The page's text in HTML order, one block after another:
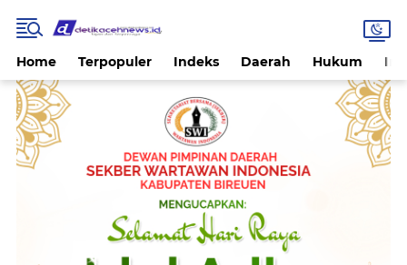
Home Terpopuler Indeks Daerah Hukum